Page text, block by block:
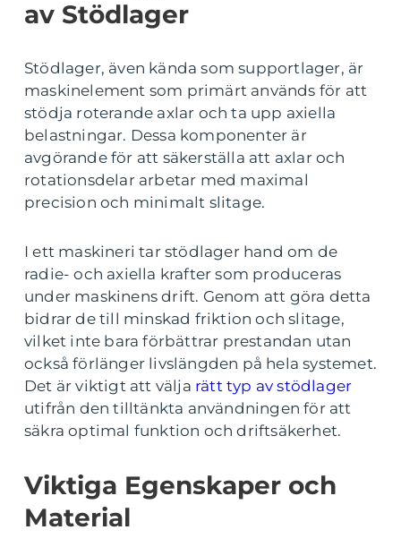
av Stödlager
Stödlager, även kända som supportlager, är
maskinelement som primärt används för att
stödja roterande axlar och ta upp axiella
belastningar. Dessa komponenter är
avgörande för att säkerställa att axlar och
rotationsdelar arbetar med maximal
precision och minimalt slitage.
I ett maskineri tar stödlager hand om de
radie- och axiella krafter som produceras
under maskinens drift. Genom att göra detta
bidrar de till minskad friktion och slitage,
vilket inte bara förbättrar prestandan utan
också förlänger livslängden på hela systemet.
Det är viktigt att välja rätt typ av stödlager
utifrån den tilltänkta användningen för att
säkra optimal funktion och driftsäkerhet.
Viktiga Egenskaper och
Material